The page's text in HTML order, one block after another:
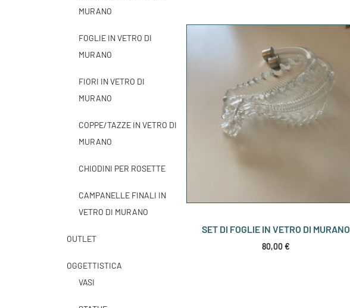
MURANO
FOGLIE IN VETRO DI
MURANO
FIORI IN VETRO DI
MURANO
COPPE/TAZZE IN VETRO DI
MURANO
CHIODINI PER ROSETTE
CAMPANELLE FINALI IN
VETRO DI MURANO
OUTLET
OGGETTISTICA
VASI
SET DI FOGLIE IN VETRO DI MURANO
80,00€